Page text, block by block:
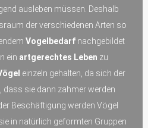
ausleben müssen. Deshalb
der verschiedenen Arten so
Vogelbedarfnachgebildet
ein artgerechtes Leben zu
einzeln gehalten, da sich der
dass sie dann zahmer werden
Beschäftigung werden Vögel
in natürlich geformten Gruppen